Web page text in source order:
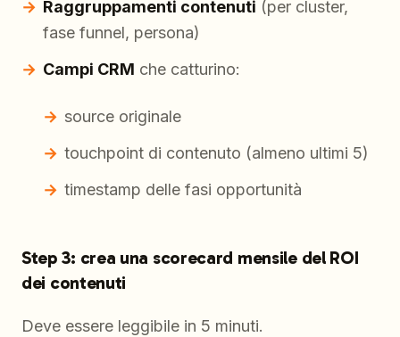
Raggruppamenti contenuti (per cluster,
fase funnel, persona)
Campi CRM che catturino:
source originale
touchpoint di contenuto (almeno ultimi 5)
timestamp delle fasi opportunità
Step 3: crea una scorecard mensile del ROI
dei contenuti
Deve essere leggibile in 5 minuti.